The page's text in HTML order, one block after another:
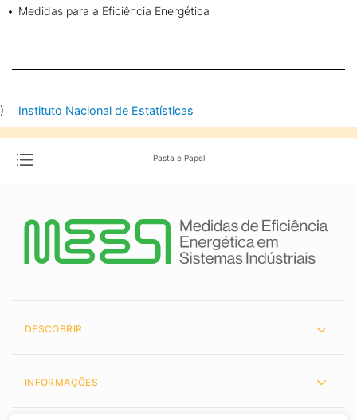
Pasta e Papel
Medidas para a Eficiência Energética
Instituto Nacional de Estatísticas
DESCOBRIR
INFORMAÇÕES